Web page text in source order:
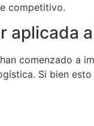
competitivo.
aplicada
comenzado a
Si bien